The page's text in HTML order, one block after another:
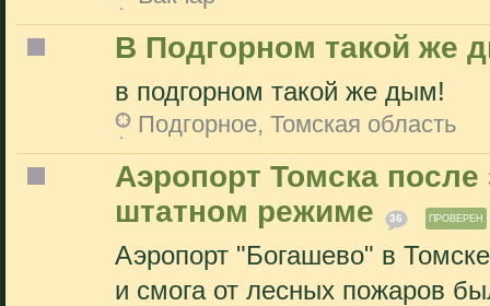
В Подгорном такой же
в подгорном такой же дым!
Подгорное, Томская область
Аэропорт Томска
штатном режиме
36 ПРОВЕРЕН
Аэропорт "Богашево" в
и смога от лесных пожаров